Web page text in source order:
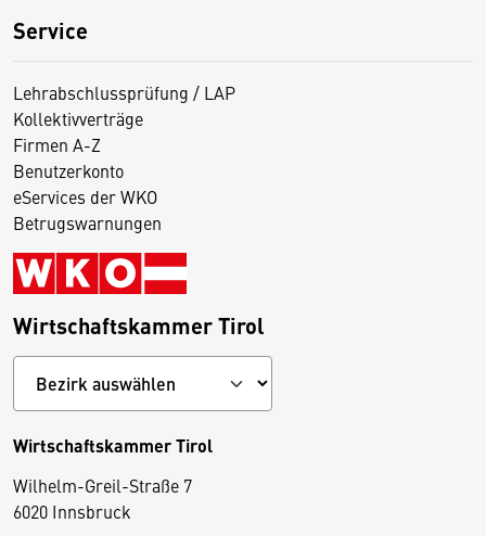
Service
Lehrabschlussprüfung / LAP
Kollektivverträge
Firmen A-Z
Benutzerkonto
eServices der WKO
Betrugswarnungen
Wirtschaftskammer Tirol
Wirtschaftskammer Tirol
Wilhelm-Greil-Straße 7
6020 Innsbruck
D
i